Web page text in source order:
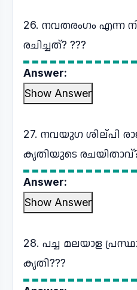
26. നവതരംഗം എന്ന
രചിച്ചത്? ???
Answer:
Show Answer
27. നവയുഗ ശില്പി
കൃതിയുടെ
Answer:
Show Answer
28. പച്ച മലയാള
കൃതി???